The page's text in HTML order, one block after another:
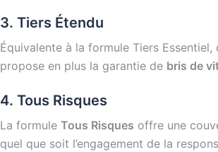
3. Tiers Étendu
Équivalente à la formule Tiers
propose en plus la garantie de bris de
4. Tous Risques
La formule Tous Risques offre une
quel que soit l’engagement de la